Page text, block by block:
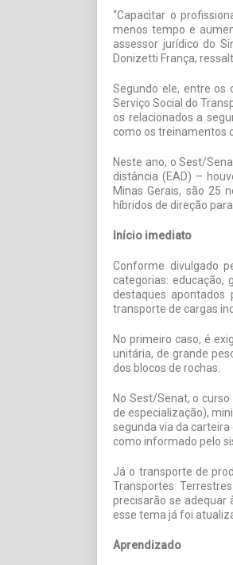
“Capacitar o
menos tempo e
assessor jurídico do
Donizetti França,
Segundo ele, entre os
Serviço Social do
os relacionados a
como os treinamentos
Neste ano, o Sest/
distância (EAD) –
Minas Gerais, são 25
híbridos de direção
Início imediato
Conforme divulgado
categorias: educação,
destaques
transporte de cargas
No primeiro caso, é
unitária, de grande
dos blocos de rochas.
No Sest/Senat, o
de especialização),
segunda via da
como informado pelo
Já o transporte de
Transportes
precisarão se adequar
esse tema já foi
Aprendizado